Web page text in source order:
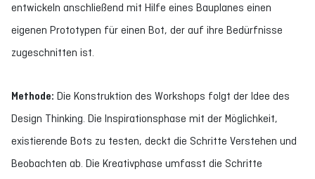
entwickeln anschließend mit Hilfe eines Bauplanes einen
eigenen Prototypen für einen Bot, der auf ihre Bedürfnisse
zugeschnitten ist.
Methode: Die Konstruktion des Workshops folgt der Idee des
Design Thinking. Die Inspirationsphase mit der Möglichkeit,
existierende Bots zu testen, deckt die Schritte Verstehen und
Beobachten ab. Die Kreativphase umfasst die Schritte